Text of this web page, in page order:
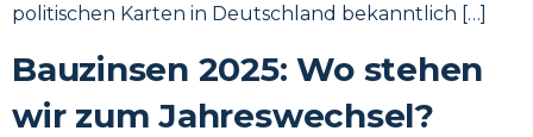
politischen Karten in Deutschland bekanntlich […]
Bauzinsen 2025: Wo stehen
wir zum Jahreswechsel?